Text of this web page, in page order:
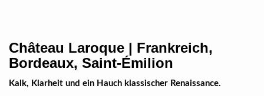
Château Laroque | Frankreich,
Bordeaux, Saint-Émilion
Kalk, Klarheit und ein Hauch klassischer Renaissance.